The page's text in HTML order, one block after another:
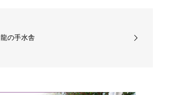
龍の手水舎